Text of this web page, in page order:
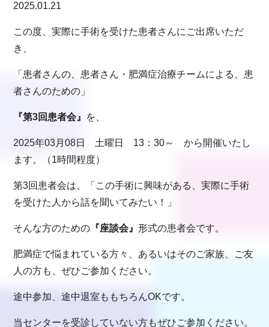
2025.01.21
この度、実際に手術を受けた患者さんにご出席いただ
き、
「患者さんの、患者さん・肥満症治療チームによる、患
者さんのための」
『第3回患者会』 を、
2025年03月08日 土曜日 13：30～ から開催いたし
ます。（1時間程度）
第3回患者会は、「この手術に興味がある、実際に手術
を受けた人から話を聞いてみたい！」
そんな方のための 『座談会』形式の患者会です。
肥満症で悩まれている方々、あるいはそのご家族、ご友
人の方も、ぜひご参加ください。
途中参加、途中退室ももちろんOKです。
当センターを受診していない方もぜひご参加ください。